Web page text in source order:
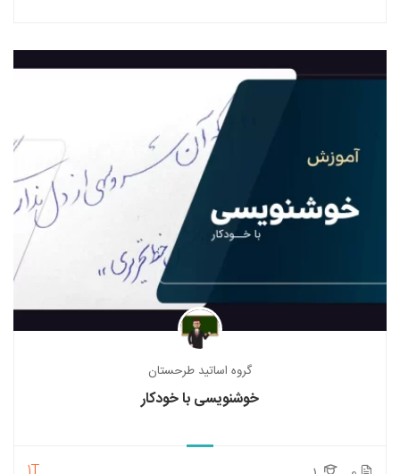
گروه اساتید طرحستان
خوشنویسی با خودکار